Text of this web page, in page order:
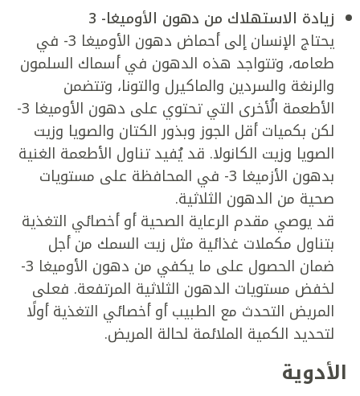
زيادة الاستهلاك من دهون الأوميغا- 3
يحتاج الإنسان إلى أحماض دهون الأوميغا 3- في
طعامه، وتتواجد هذه الدهون في أسماك السلمون
والرنغة والسردين والماكيرل والتونا، وتتضمن
الأطعمة الُأخرى التي تحتوي على دهون الأوميغا 3-
لكن بكميات أقل الجوز وبذور الكتان والصويا وزيت
الصويا وزيت الكانولا. قد يُفيد تناول الأطعمة الغنية
بدهون الأزميغا 3- في المحافظة على مستويات
صحية من الدهون الثلاثية.
قد يوصي مقدم الرعاية الصحية أو أخصائي التغذية
بتناول مكملات غذائية مثل زيت السمك من أجل
ضمان الحصول على ما يكفي من دهون الأوميغا 3-
لخفض مستويات الدهون الثلاثية المرتفعة. فعلى
المريض التحدث مع الطبيب أو أخصائي التغذية أولًا
لتحديد الكمية الملائمة لحالة المريض.
الأدوية